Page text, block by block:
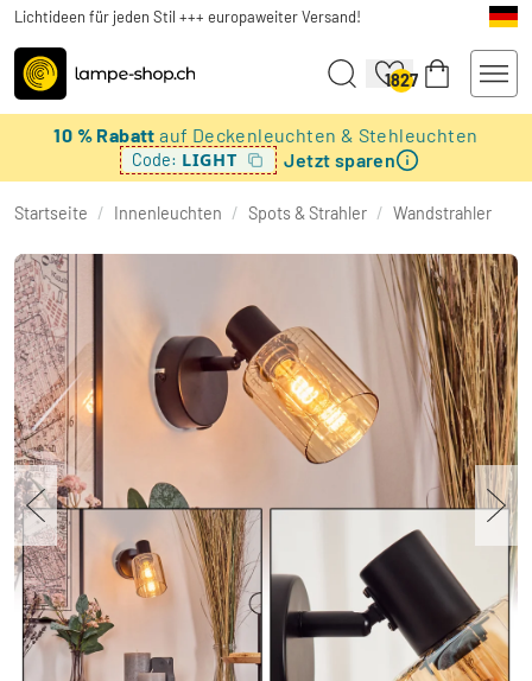
Lichtideen für jeden Stil +++ europaweiter Versand!
1827
10 % Rabattauf Deckenleuchten & Stehleuchten
Code: LIGHT Jetzt sparen
Startseite / Innenleuchten / Spots & Strahler / Wandstrahler